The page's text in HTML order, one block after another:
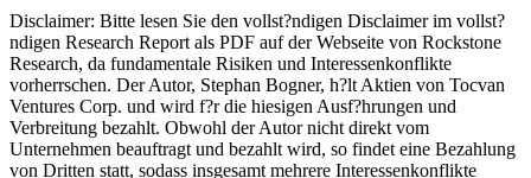
Disclaimer: Bitte lesen Sie den vollst?ndigen Disclaimer im vollst?
ndigen Research Report als PDF auf der Webseite von Rockstone
Research, da fundamentale Risiken und Interessenkonflikte
vorherrschen. Der Autor, Stephan Bogner, h?lt Aktien von Tocvan
Ventures Corp. und wird f?r die hiesigen Ausf?hrungen und
Verbreitung bezahlt. Obwohl der Autor nicht direkt vom
Unternehmen beauftragt und bezahlt wird, so findet eine Bezahlung
von Dritten statt, sodass insgesamt mehrere Interessenkonflikte